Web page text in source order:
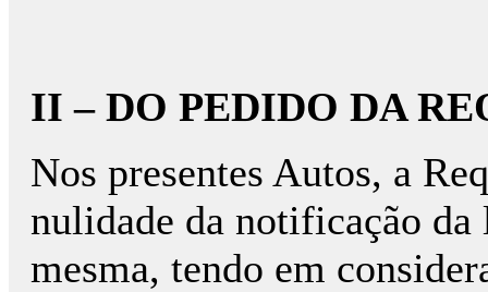
II – DO PEDIDO DA
Nos presentes Autos, a
nulidade da notificação
mesma, tendo em